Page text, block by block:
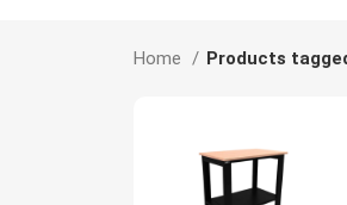
Home Products